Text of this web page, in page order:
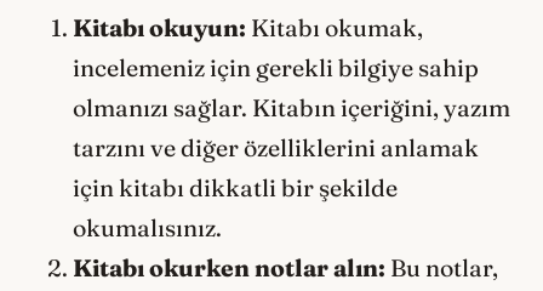
Kitabı okuyun: Kitabı okumak,
incelemeniz için gerekli bilgiye sahip
olmanızı sağlar. Kitabın içeriğini, yazım
tarzını ve diğer özelliklerini anlamak
için kitabı dikkatli bir şekilde
okumalısınız.
Kitabı okurken notlar alın: Bu notlar,